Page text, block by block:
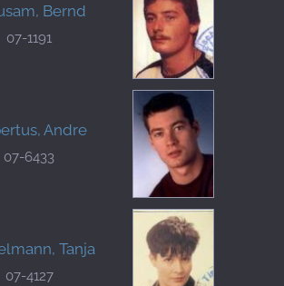
Bernd
07-1191
Andre
07-6433
Tanja
07-4127